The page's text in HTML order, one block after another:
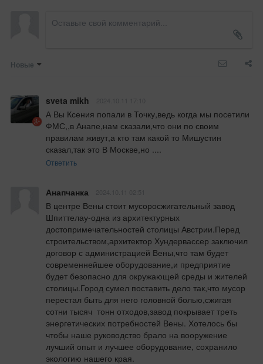
Новые
sveta mikh
А Вы Ксения попали в Точку,ведь когда мы посетили
ФМС,,в Анапе,нам сказали,что они по своим
правилам живут,а кто там какой то Мишустин
сказал,так это В Москве,но ....
Ответить
Анапчанка
В центре Вены стоит мусоросжигательный завод
Шпиттелау-одна из архитектурных
достопримечательностей столицы Австрии.Перед
строительством,архитектор Хундервассер заключил
договор с администрацией Вены,что там будет
современнейшее оборудование,и предприятие
будет безопасно для окружающей среды и жителей
столицы.Город сумел поставить дело так,что мусор
перестал быть для него головной болью,сжигая
сотни тысяч  тонн отходов,завод покрывает треть
энергетических потребностей Вены. Хотелось бы
чтобы наше руководство брало на вооружение
лучший опыт и лучшее оборудование, сохранило
экологию нашего края.